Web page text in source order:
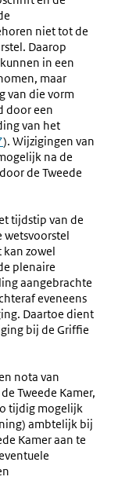
niet tot de
Daarop
in een
maar
van die vorm
door een
van het
). Wijzigingen van
na de
de Tweede
tijdstip van de
wetsvoorstel
zowel
plenaire
aangebrachte
eveneens
Daartoe dient
bij de Griffie
nota van
Tweede Kamer,
tijdig mogelijk
ambtelijk bij
Kamer aan te